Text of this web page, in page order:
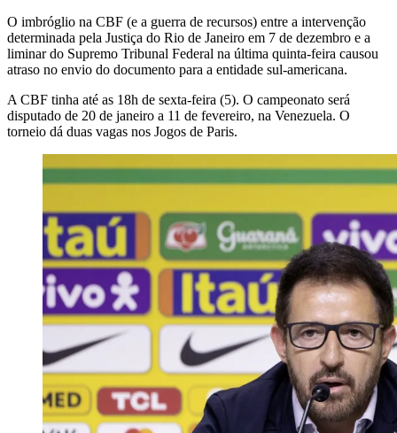
O imbróglio na CBF (e a guerra de recursos) entre a intervenção
determinada pela Justiça do Rio de Janeiro em 7 de dezembro e a
liminar do Supremo Tribunal Federal na última quinta-feira causou
atraso no envio do documento para a entidade sul-americana.
A CBF tinha até as 18h de sexta-feira (5). O campeonato será
disputado de 20 de janeiro a 11 de fevereiro, na Venezuela. O
torneio dá duas vagas nos Jogos de Paris.